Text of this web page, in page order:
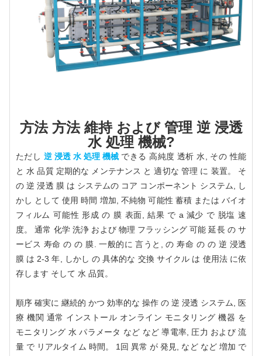
方法 方法 維持 および 管理 逆 浸透
水 処理 機械?
ただし 逆 浸透 水 処理 機械できる 高純度 透析 水, その 性能
と 水 品質 定期的な メンテナンス と 適切な 管理 に 装置。 そ
の 逆 浸透 膜 は システムの コア コンポーネント システム, し
かし として 使用 時間 増加, 不純物 可能性 蓄積 または バイオ
フィルム 可能性 形成 の 膜 表面, 結果 で a 減少 で 脱塩 速
度。 通常 化学 洗浄 および 物理 フラッシング 可能 延長 の サ
ービス 寿命 の の 膜. 一般的に 言うと, の 寿命 の の 逆 浸透
膜 は 2-3 年, しかし の 具体的な 交換 サイクル は 使用法 に依
存します そして 水 品質。
順序 確実に 継続的 かつ 効率的な 操作 の 逆 浸透 システム, 医
療 機関 通常 インストール オンライン モニタリング 機器 を
モニタリング 水 パラメータ など など 導電率, 圧力 および 流
量 で リアルタイム 時間。 1回 異常 が 発見, など など 増加 で